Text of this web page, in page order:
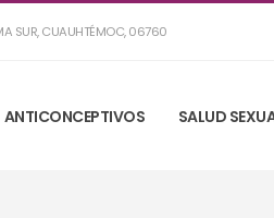
SUR, CUAUHTÉMOC, 06760
ANTICONCEPTIVOS SALUD